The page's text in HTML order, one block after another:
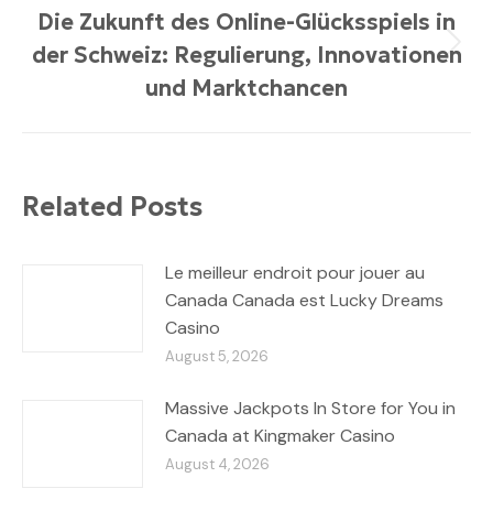
Next
post:
Die Zukunft des Online-Glücksspiels in
der Schweiz: Regulierung, Innovationen
und Marktchancen
Related Posts
Le meilleur endroit pour jouer au
Canada Canada est Lucky Dreams
Casino
August 5, 2026
Massive Jackpots In Store for You in
Canada at Kingmaker Casino
August 4, 2026